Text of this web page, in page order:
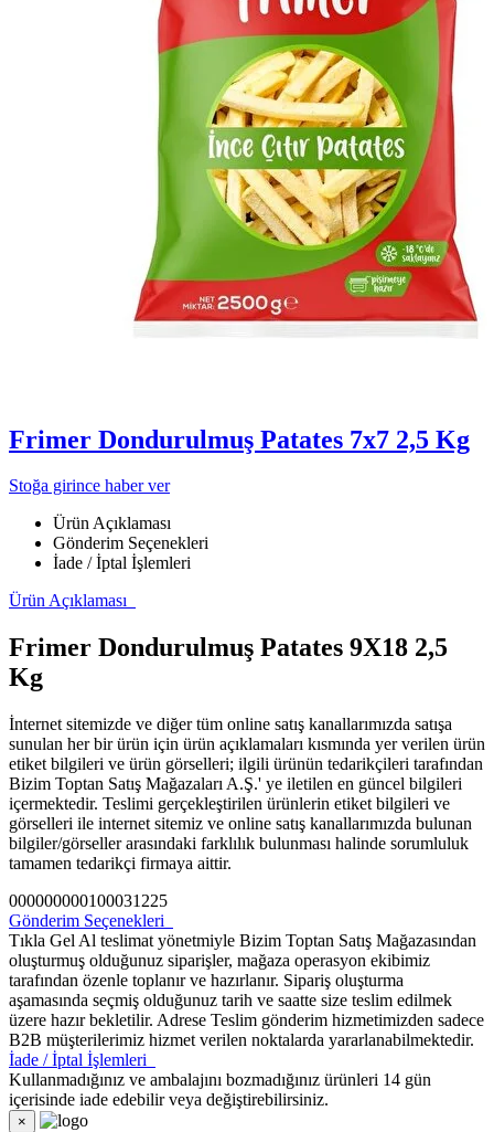
Frimer Dondurulmuş Patates 7x7 2,5 Kg
Stoğa girince haber ver
Ürün Açıklaması
Gönderim Seçenekleri
İade / İptal İşlemleri
Ürün Açıklaması
Frimer Dondurulmuş Patates 9X18 2,5
Kg
İnternet sitemizde ve diğer tüm online satış kanallarımızda satışa
sunulan her bir ürün için ürün açıklamaları kısmında yer verilen ürün
etiket bilgileri ve ürün görselleri; ilgili ürünün tedarikçileri tarafından
Bizim Toptan Satış Mağazaları A.Ş.' ye iletilen en güncel bilgileri
içermektedir. Teslimi gerçekleştirilen ürünlerin etiket bilgileri ve
görselleri ile internet sitemiz ve online satış kanallarımızda bulunan
bilgiler/görseller arasındaki farklılık bulunması halinde sorumluluk
tamamen tedarikçi firmaya aittir.
000000000100031225
Gönderim Seçenekleri
Tıkla Gel Al teslimat yönetmiyle Bizim Toptan Satış Mağazasından
oluşturmuş olduğunuz siparişler, mağaza operasyon ekibimiz
tarafından özenle toplanır ve hazırlanır. Sipariş oluşturma
aşamasında seçmiş olduğunuz tarih ve saatte size teslim edilmek
üzere hazır bekletilir. Adrese Teslim gönderim hizmetimizden sadece
B2B müşterilerimiz hizmet verilen noktalarda yararlanabilmektedir.
İade / İptal İşlemleri
Kullanmadığınız ve ambalajını bozmadığınız ürünleri 14 gün
içerisinde iade edebilir veya değiştirebilirsiniz.
×